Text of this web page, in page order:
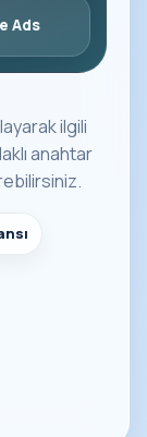
Ads
ilgili
anahtar